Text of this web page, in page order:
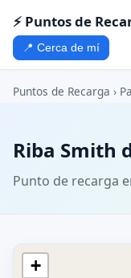
⚡ Puntos de
📍 Cerca de mí
Puntos de Recarga ›
Riba Smith
Punto de recarga
+